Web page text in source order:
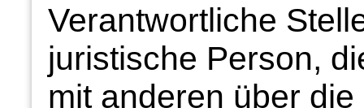
Verantwortliche
juristische Person,
mit anderen über